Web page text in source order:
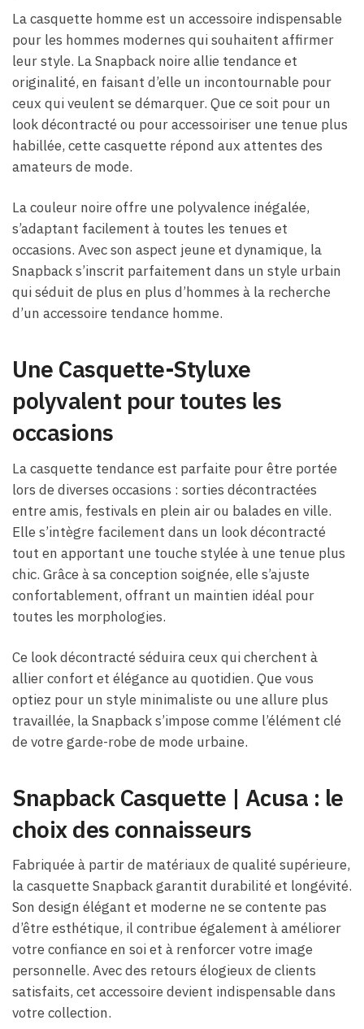
La casquette homme est un accessoire indispensable
pour les hommes modernes qui souhaitent affirmer
leur style. La Snapback noire allie tendance et
originalité, en faisant d’elle un incontournable pour
ceux qui veulent se démarquer. Que ce soit pour un
look décontracté ou pour accessoiriser une tenue plus
habillée, cette casquette répond aux attentes des
amateurs de mode.
La couleur noire offre une polyvalence inégalée,
s’adaptant facilement à toutes les tenues et
occasions. Avec son aspect jeune et dynamique, la
Snapback s’inscrit parfaitement dans un style urbain
qui séduit de plus en plus d’hommes à la recherche
d’un accessoire tendance homme.
Une Casquette-Styluxe
polyvalent pour toutes les
occasions
La casquette tendance est parfaite pour être portée
lors de diverses occasions : sorties décontractées
entre amis, festivals en plein air ou balades en ville.
Elle s’intègre facilement dans un look décontracté
tout en apportant une touche stylée à une tenue plus
chic. Grâce à sa conception soignée, elle s’ajuste
confortablement, offrant un maintien idéal pour
toutes les morphologies.
Ce look décontracté séduira ceux qui cherchent à
allier confort et élégance au quotidien. Que vous
optiez pour un style minimaliste ou une allure plus
travaillée, la Snapback s’impose comme l’élément clé
de votre garde-robe de mode urbaine.
Snapback Casquette​ | Acusa : le
choix des connaisseurs
Fabriquée à partir de matériaux de qualité supérieure,
la casquette Snapback garantit durabilité et longévité.
Son design élégant et moderne ne se contente pas
d’être esthétique, il contribue également à améliorer
votre confiance en soi et à renforcer votre image
personnelle. Avec des retours élogieux de clients
satisfaits, cet accessoire devient indispensable dans
votre collection.